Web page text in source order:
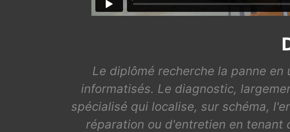
Le diplômé recherche la panne
informatisés. Le diagnostic,
spécialisé qui localise, sur schéma,
réparation ou d'entretien en tenant